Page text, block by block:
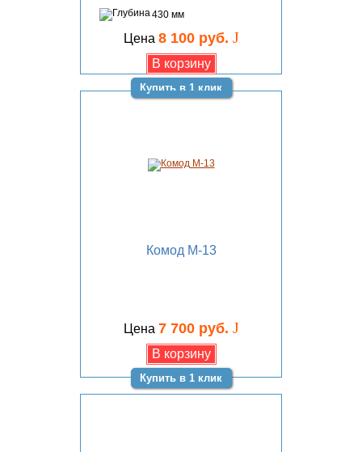
430 мм
Цена 8 100 руб. J
Купить в 1 клик
Комод М-13
Цена 7 700 руб. J
Купить в 1 клик